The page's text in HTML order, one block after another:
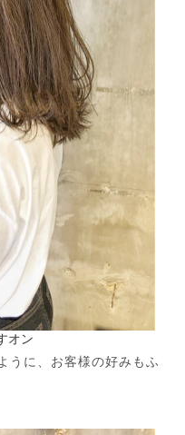
オン
うに、お客様の好みもふ